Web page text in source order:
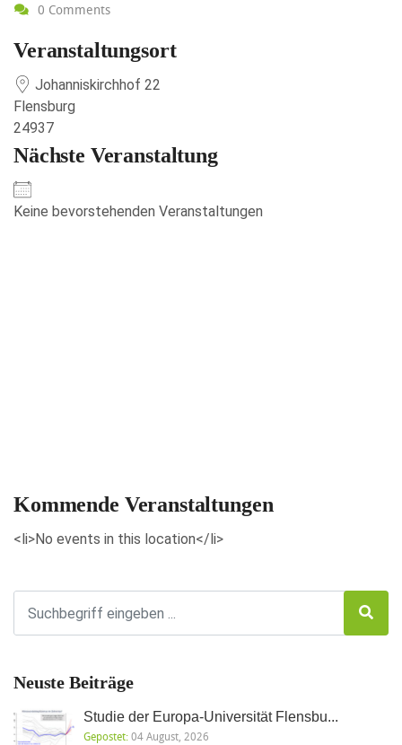
0 Comments
Veranstaltungsort
Johanniskirchhof 22
Flensburg
24937
Nächste Veranstaltung
Keine bevorstehenden Veranstaltungen
Kommende Veranstaltungen
<li>No events in this location</li>
Neuste Beiträge
Studie der Europa-Universität Flensbu...
Gepostet:04 August, 2026